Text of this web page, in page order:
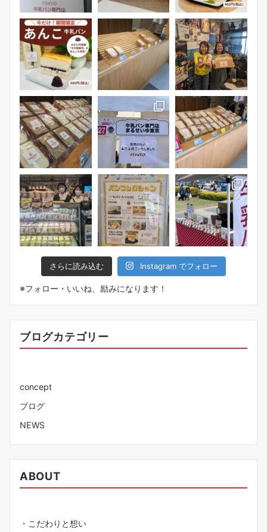
さらに読み込む Instagram でフォロー
※フォロー・いいね、励みになります！
ブログカテゴリー
concept
ブログ
NEWS
ABOUT
・こだわりと想い